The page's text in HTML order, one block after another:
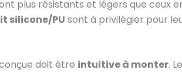
plus résistants et légers que ceux
silicone/PU sont à privilégier pour
doit être intuitive à monter.